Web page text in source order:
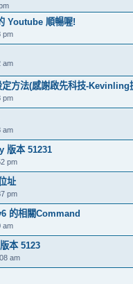
Youtube 順暢喔!
pm
am
方法(感謝啟先科技-Kevinling
pm
am
版本 51231
pm
址
pm
的相關Command
am
本 5123
am